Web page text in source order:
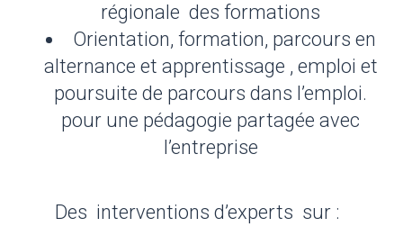
régionale des formations
Orientation, formation, parcours en
alternance et apprentissage , emploi et
poursuite de parcours dans l’emploi.
pour une pédagogie partagée avec
l’entreprise
Des interventions d’experts sur :